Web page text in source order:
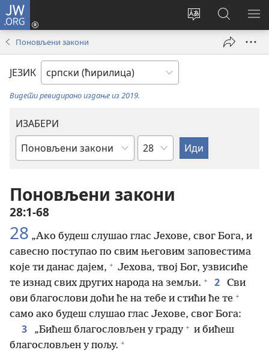
JW.ORG
Промени
Пријава
(отвара
Претрага
сајта
JW.ORG
Поновљени закони
ЈЕЗИК
Видети ревидирано издање из 2019.
ИЗАБЕРИ
Библијска
Поглавље
Поновљени закони
28:1-68
28 „Ако будеш слушао глас Јехове, свог Бога, и
савесно поступао по свим његовим заповестима
које ти данас дајем, + Јехова, твој Бог, узвисиће
те изнад свих других народа на земљи. + 2
Сви
ови благослови доћи ће на тебе и стићи ће те +
само ако будеш слушао глас Јехове, свог Бога:
3 „Бићеш благословљен у граду + и бићеш
благословљен у пољу. +